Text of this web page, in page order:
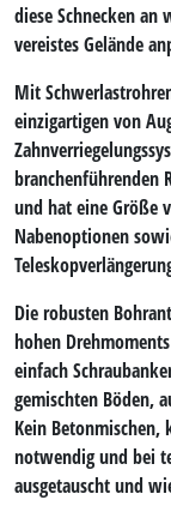
diese Schnecken an
vereistes Gelände
Mit
einzigartigen von
branchenführenden
und hat eine Größe
Nabenoptionen
Die robusten
hohen
einfach
gemischten Böden,
Kein Betonmischen,
notwendig und bei
ausgetauscht und